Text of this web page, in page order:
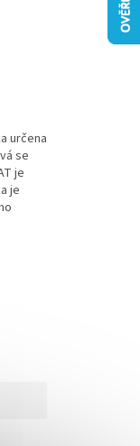
určena
se
je
je